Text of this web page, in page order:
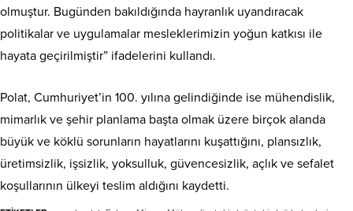
olmuştur. Bugünden bakıldığında hayranlık uyandıracak
politikalar ve uygulamalar mesleklerimizin yoğun katkısı ile
hayata geçirilmiştir” ifadelerini kullandı.
Polat, Cumhuriyet’in 100. yılına gelindiğinde ise mühendislik,
mimarlık ve şehir planlama başta olmak üzere birçok alanda
büyük ve köklü sorunların hayatlarını kuşattığını, plansızlık,
üretimsizlik, işsizlik, yoksulluk, güvencesizlik, açlık ve sefalet
koşullarının ülkeyi teslim aldığını kaydetti.